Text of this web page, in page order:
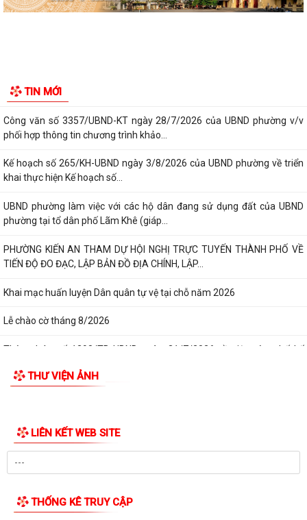
TIN MỚI
2026
phi truyền thống năm 2026
Công văn số 3357/UBND-KT ngày 28/7/2026 của UBND phường v/v
phối hợp thông tin chương trình khảo...
Kế hoạch số 265/KH-UBND ngày 3/8/2026 của UBND phường về triển
khai thực hiện Kế hoạch số...
UBND phường làm việc với các hộ dân đang sử dụng đất của UBND
phường tại tổ dân phố Lãm Khê (giáp...
PHƯỜNG KIẾN AN THAM DỰ HỘI NGHỊ TRỰC TUYẾN THÀNH PHỐ VỀ
TIẾN ĐỘ ĐO ĐẠC, LẬP BẢN ĐỒ ĐỊA CHÍNH, LẬP...
Khai mạc huấn luyện Dân quân tự vệ tại chỗ năm 2026
Lễ chào cờ tháng 8/2026
Thông báo số 1298/TB-UBND ngày 31/7/2026 về việc công bố kế
Công văn số: 3386/UBND-KT về viêc công khai Quyết định số
2558/QĐ-UBND ngày 02/7/2026 của Ủy ban...
Các chí lãnh đạo Đảng ủy, HĐND, UBND phường Kiến An và Công đoàn
THƯ VIỆN ẢNH
LIÊN KẾT WEB SITE
THỐNG KÊ TRUY CẬP